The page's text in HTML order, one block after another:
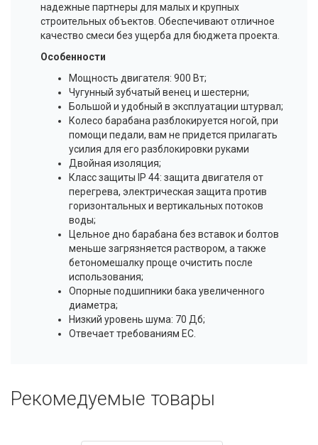
надежные партнеры для малых и крупных
строительных объектов. Обеспечивают отличное
качество смеси без ущерба для бюджета проекта.
Особенности
Мощность двигателя: 900 Вт;
Чугунный зубчатый венец и шестерни;
Большой и удобный в эксплуатации штурвал;
Колесо барабана разблокируется ногой, при
помощи педали, вам не придется прилагать
усилия для его разблокировки руками
Двойная изоляция;
Класс защиты IP 44: защита двигателя от
перегрева, электрическая защита против
горизонтальных и вертикальных потоков
воды;
Цельное дно барабана без вставок и болтов
меньше загрязняется раствором, а также
бетономешалку проще очистить после
использования;
Опорные подшипники бака увеличенного
диаметра;
Низкий уровень шума: 70 Дб;
Отвечает требованиям ЕС.
Рекомедуемые товары